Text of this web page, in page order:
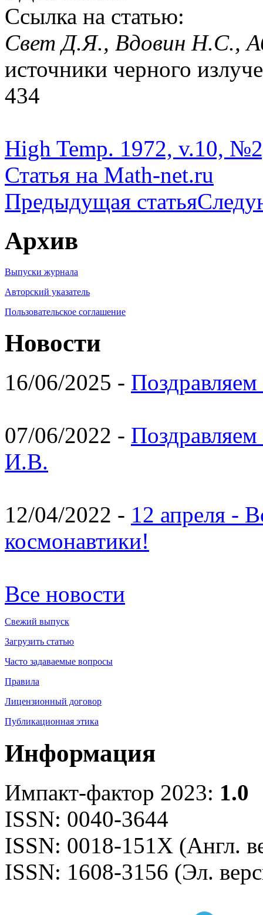
Ссылка на статью:
Свет Д.Я., Вдовин Н.С.,
источники черного
434
High Temp. 1972, v.10,
Статья на Math-net.ru
Предыдущая статья
Архив
Выпуски журнала
Авторский указатель
Пользовательское соглашение
Новости
16/06/2025 -
07/06/2022 -
И.В.
12/04/2022 - 12 апреля -
космонавтики!
Все новости
Свежий выпуск
Загрузить статью
Часто задаваемые вопросы
Правила
Лицензионный договор
Публикационная этика
Информация
Импакт-фактор 2023: 1.0
ISSN: 0040-3644
ISSN: 0018-151X (Англ.
ISSN: 1608-3156 (Эл.